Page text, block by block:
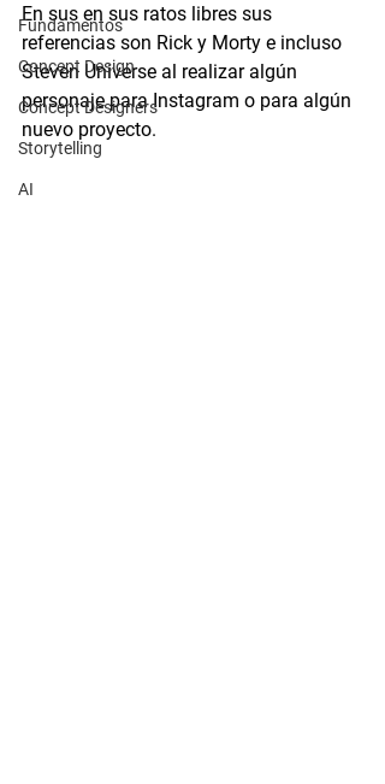
Fundamentos
Concept Design
Concept Designers
Storytelling
AI
En sus en sus ratos libres sus
referencias son Rick y Morty e incluso
Steven Universe al realizar algún
personaje para Instagram o para algún
nuevo proyecto.